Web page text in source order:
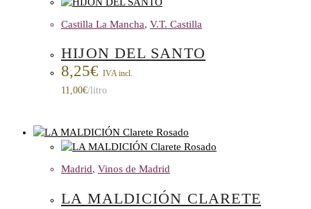
Castilla La Mancha, V.T. Castilla
HIJON DEL SANTO
8,25€ IVA incl.
11,00€/litro
Madrid, Vinos de Madrid
LA MALDICIÓN CLARETE